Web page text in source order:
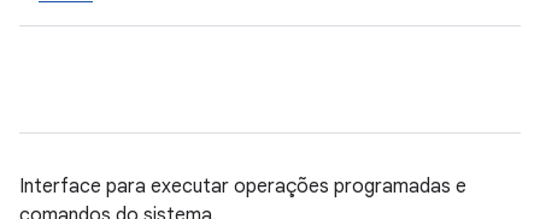
Interface para executar operações programadas e